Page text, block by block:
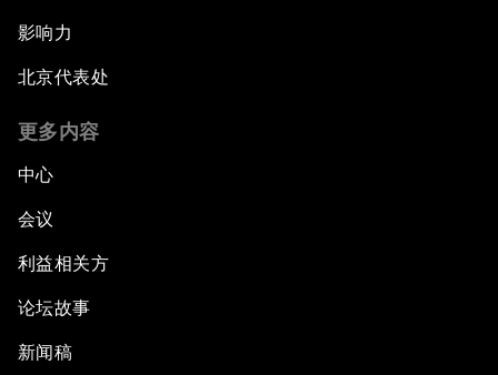
影响力
北京代表处
更多内容
中心
会议
利益相关方
论坛故事
新闻稿